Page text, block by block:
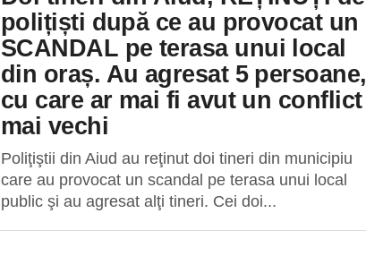
polițiști după ce au provocat un
SCANDAL pe terasa unui local
din oraș. Au agresat 5 persoane,
cu care ar mai fi avut un conflict
mai vechi
Poliţiştii din Aiud au reţinut doi tineri din municipiu
care au provocat un scandal pe terasa unui local
public şi au agresat alţi tineri. Cei doi...